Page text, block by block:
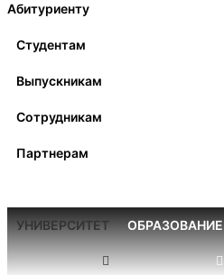
Абитуриенту
Студентам
Выпускникам
Сотрудникам
Партнерам
УНИВЕРСИТЕТ ОБРАЗОВАНИЕ